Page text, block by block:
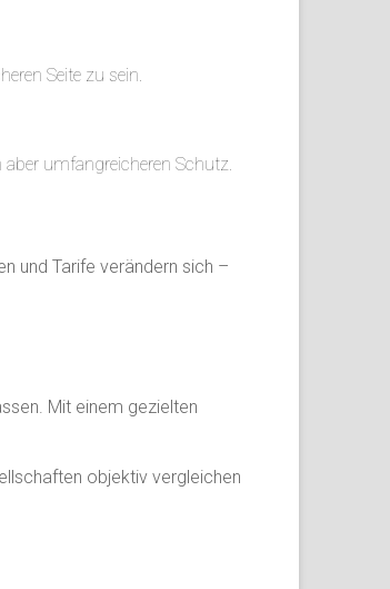
Seite zu sein.
umfangreicheren Schutz.
und Tarife verändern sich –
Mit einem gezielten
objektiv vergleichen